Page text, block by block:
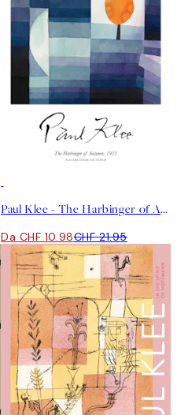
Paul Klee - The Harbinger of Autumn Poster
Da CHF 10.98CHF 21.95